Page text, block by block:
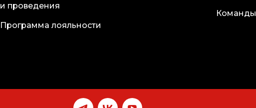
и проведения
Программа лояльности
Команды